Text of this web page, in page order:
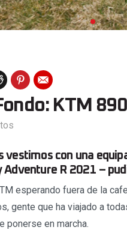
KTM
vestimos con una
Adventure R 2021 –
esperando fuera de la
gente que ha viajado a
ponerse en marcha.